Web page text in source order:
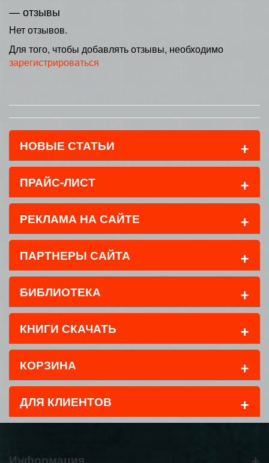
— отзывы
Нет отзывов.
Для того, чтобы добавлять отзывы, необходимо
зарегистрироваться
НОВЫЕ СТАТЬИ +
ПРАЙС-ЛИСТ +
РЕКЛАМА НА САЙТЕ +
ПАРТНЕРЫ САЙТА +
БИБЛИОТЕКА +
КНИГИ СКАЧАТЬ +
КОРЗИНА +
ДЛЯ КЛИЕНТОВ +
Информация